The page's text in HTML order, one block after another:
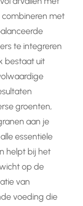
met
te integreren
bestaat uit
groenten,
aan je
essentiële
helpt bij het
op de
van
voeding die